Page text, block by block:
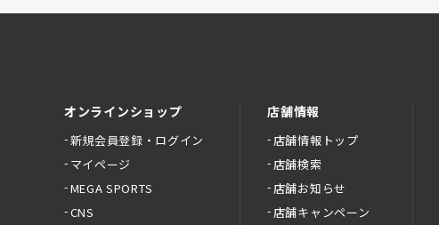
オンラインショップ
新規会員登録・ログイン
マイページ
MEGA SPORTS
CNS
店舗情報
店舗情報トップ
店舗検索
店舗お知らせ
店舗キャンペーン